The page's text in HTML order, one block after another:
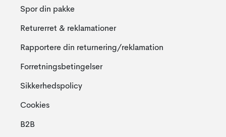
Spor din pakke
Returerret & reklamationer
Rapportere din returnering/reklamation
Forretningsbetingelser
Sikkerhedspolicy
Cookies
B2B